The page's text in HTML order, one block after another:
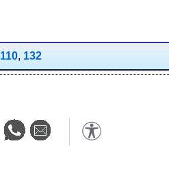
110, 132